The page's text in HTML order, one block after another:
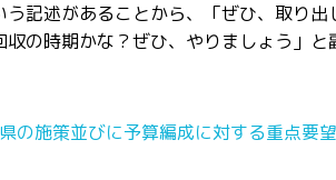
う記述があることから、「ぜひ、取り
収の時期かな？ぜひ、やりましょう」と
の施策並びに予算編成に対する重点要